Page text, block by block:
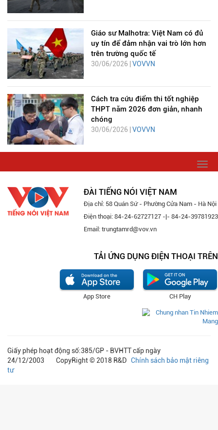
Giáo sư Malhotra: Việt Nam có đủ
uy tín để đảm nhận vai trò lớn hơn
trên trường quốc tế
30/06/2026 |VOVVN
Cách tra cứu điểm thi tốt nghiệp
THPT năm 2026 đơn giản, nhanh
chóng
30/06/2026 | VOVVN
ĐÀI TIẾNG NÓI VIỆT NAM
Địa chỉ: 58 Quán Sứ - Phường Cửa Nam - Hà Nội
Điện thoại: 84-24-62727127 -|- 84-24-39781923
Email: trungtamrd@vov.vn
TẢI ỨNG DỤNG ĐIỆN THOẠI TRÊN
CH Play
App Store
Giấy phép hoạt động số:385/GP - BVHTT cấp ngày
24/12/2003 CopyRight © 2018 R&D Chính sách bảo mật riêng
tư